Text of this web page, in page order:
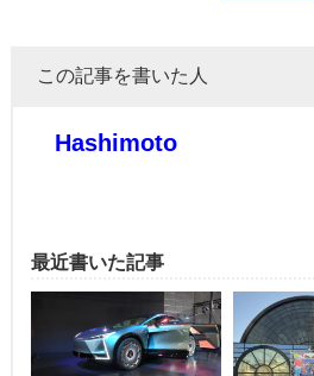
この記事を書いた人
Hashimoto
最近書いた記事